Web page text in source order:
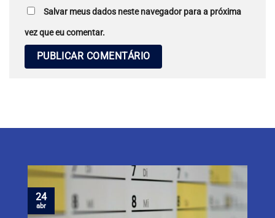
Salvar meus dados neste navegador para a próxima
vez que eu comentar.
24
abr